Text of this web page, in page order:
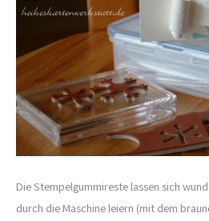
Die Stempelgummireste lassen sich
durch die Maschine leiern (mit dem